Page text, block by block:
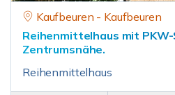
Kaufbeuren - Kaufbeuren
Reihenmittelhaus mit
Zentrumsnähe.
Reihenmittelhaus